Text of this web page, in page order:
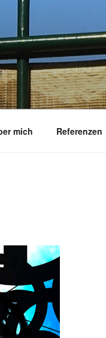
mich Referenzen